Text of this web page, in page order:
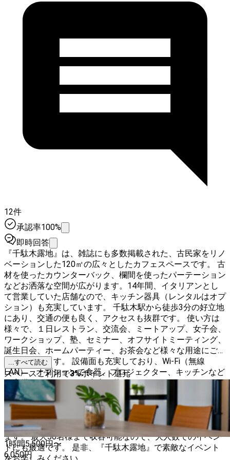
12件
承認率100%
即時回答
『千駄木露地』は、雑誌にも多数掲載された、古民家をリノ
ベーションした120㎡の広々としたカフェスペースです。 古
材を使ったカウンターバック、欄間を使ったパーテーション
などお洒落な空間が広がります。14年間、イタリアンとし
て営業していた店舗なので、キッチン器具（レンタルはオプ
ション）も充実しています。 千駄木駅から徒歩3分の好立地
にあり、交通の便も良く、アクセスも抜群です。 使い方は
様々で、１日レストラン、交流会、ミートアップ、女子会、
ワークショップ、塾、セミナー、オフサイトミーティング、
誕生日会、ホームパーティー、お茶会など様々な用途にご利
用いただけます。 設備面も充実しており、Wi-Fi（無線
LAN）、オプションで食器、プロジェクター、キッチンなど
も完備しております。 自由に使っていただけるよう、セッ
ティングやレイアウトの変更も可能です。 また、元々古民
家イタリアンカフェということで、落ち着いた雰囲気と、木
のぬくもりを感じられる空間になっています。 自然光もた
っぷりと入り、心地よい空間でゆったりとお過ごしいただけ
ます。 最大50名様まで収容可能なので、大人数でのイベン
トにも最適です。 是非、『千駄木露地』で素敵なイベント
...すべて読む
スペースご利用で3%ポイント還元
1時間5,500円〜
6,050円